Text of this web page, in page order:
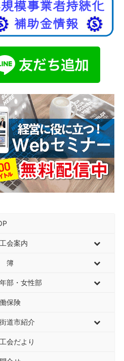
会案内
簿
部・女性部
保険
道市紹介
会だより